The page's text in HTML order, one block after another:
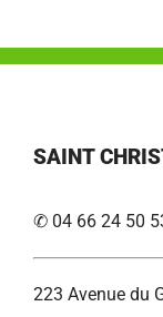
SAINT
✆ 04 66 24 50
223 Avenue du